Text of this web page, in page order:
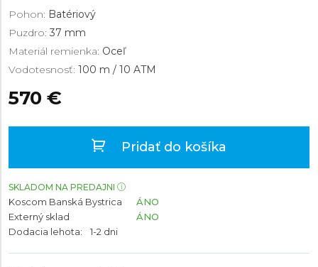
Pohon: Batériový
Puzdro: 37 mm
Materiál remienka: Oceľ
Vodotesnosť: 100 m / 10 ATM
570 €
Pridať do košíka
SKLADOM NA PREDAJNI
Koscom Banská Bystrica
ÁNO
Externý sklad
ÁNO
Dodacia lehota:
1-2 dni